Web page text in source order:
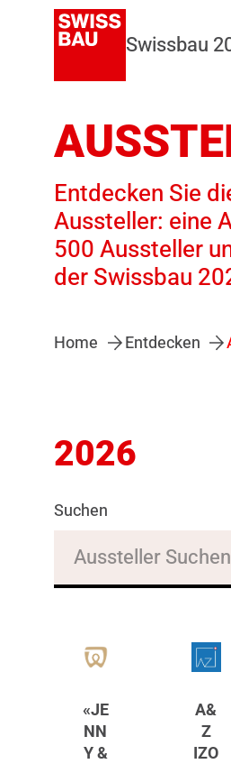
Swissbau
Entdecken Sie
Aussteller: eine
500 Aussteller
der Swissbau
Home Entdecken
2026
Suchen
«JE
NN
Y &
A&
Z
IZO